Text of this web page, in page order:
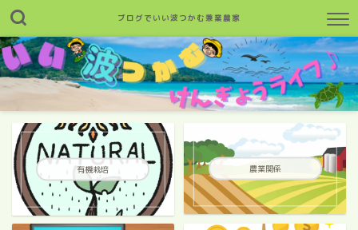
ブログでいい波つかむ兼業農家
有機栽培 農業関係